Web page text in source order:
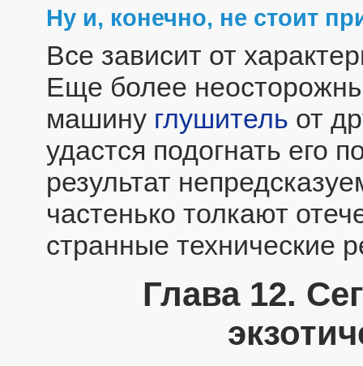
Ну и, конечно, не стоит
Все зависит от
Еще более
машину глушитель от
удастся подогнать его
результат
частенько толкают
странные технические
Глава 12.